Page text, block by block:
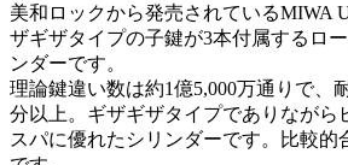
美和ロックから発売されているMIWA
ザギザタイプの子鍵が3本付属するロ
ンダーです。
理論鍵違い数は約1億5,000万通りで、
分以上。ギザギザタイプでありながら
スパに優れたシリンダーです。比較的